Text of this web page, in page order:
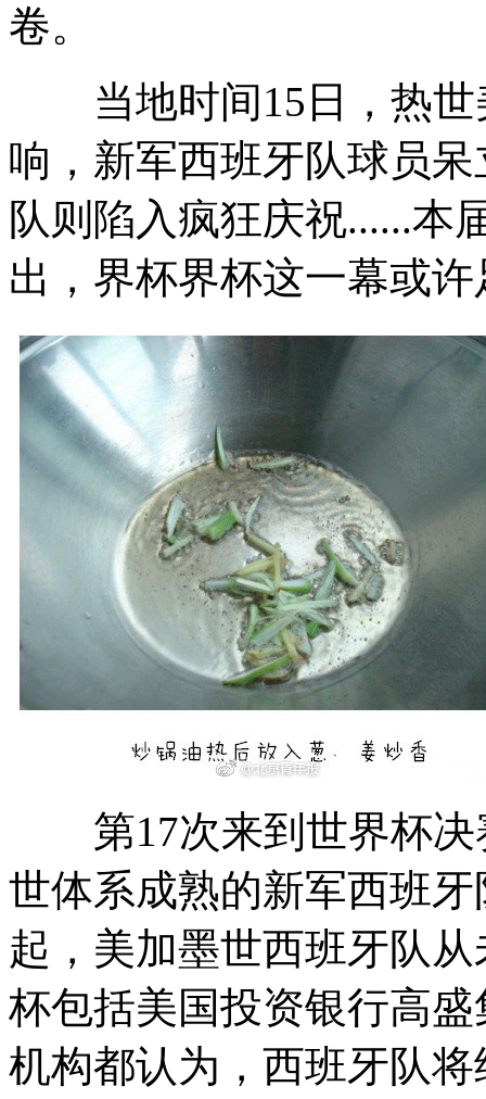
卷。
当地时间15日，热世
响，新军西班牙队球员
队则陷入疯狂庆祝......本
出，界杯界杯这一幕或
第17次来到世界杯决
世体系成熟的新军西班
起，美加墨世西班牙队
杯包括美国投资银行高
机构都认为，西班牙队